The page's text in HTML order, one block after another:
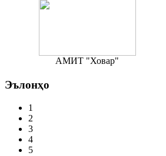
АМИТ "Ховар"
Эълонҳо
1
2
3
4
5